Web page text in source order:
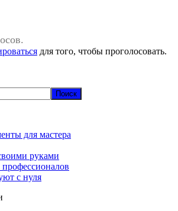
для того, чтобы проголосовать.
Поиск
для мастера
руками
с нуля